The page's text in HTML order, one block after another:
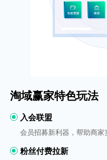
淘域赢家特色玩法
入会联盟
会员招募新利器，帮助商
粉丝付费拉新